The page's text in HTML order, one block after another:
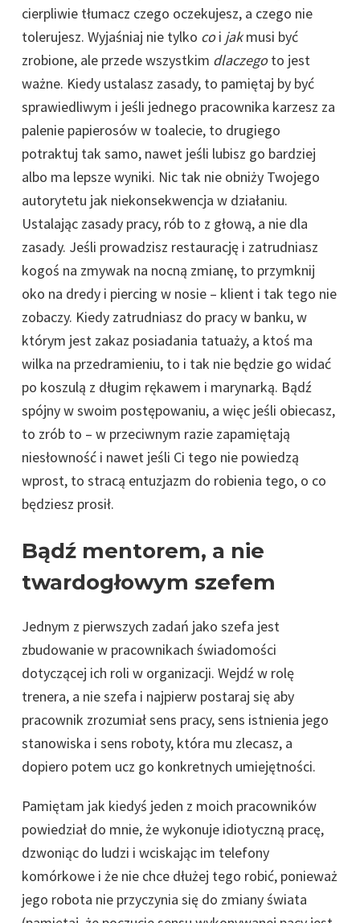
cierpliwie tłumacz czego oczekujesz, a czego nie
tolerujesz. Wyjaśniaj nie tylko coi jakmusi być
zrobione, ale przede wszystkim dlaczegoto jest
ważne. Kiedy ustalasz zasady, to pamiętaj by być
sprawiedliwym i jeśli jednego pracownika karzesz za
palenie papierosów w toalecie, to drugiego
potraktuj tak samo, nawet jeśli lubisz go bardziej
albo ma lepsze wyniki. Nic tak nie obniży Twojego
autorytetu jak niekonsekwencja w działaniu.
Ustalając zasady pracy, rób to z głową, a nie dla
zasady. Jeśli prowadzisz restaurację i zatrudniasz
kogoś na zmywak na nocną zmianę, to przymknij
oko na dredy i piercing w nosie – klient i tak tego nie
zobaczy. Kiedy zatrudniasz do pracy w banku, w
którym jest zakaz posiadania tatuaży, a ktoś ma
wilka na przedramieniu, to i tak nie będzie go widać
po koszulą z długim rękawem i marynarką. Bądź
spójny w swoim postępowaniu, a więc jeśli obiecasz,
to zrób to – w przeciwnym razie zapamiętają
niesłowność i nawet jeśli Ci tego nie powiedzą
wprost, to stracą entuzjazm do robienia tego, o co
będziesz prosił.
Bądź mentorem, a nie
twardogłowym szefem
Jednym z pierwszych zadań jako szefa jest
zbudowanie w pracownikach świadomości
dotyczącej ich roli w organizacji. Wejdź w rolę
trenera, a nie szefa i najpierw postaraj się aby
pracownik zrozumiał sens pracy, sens istnienia jego
stanowiska i sens roboty, która mu zlecasz, a
dopiero potem ucz go konkretnych umiejętności.
Pamiętam jak kiedyś jeden z moich pracowników
powiedział do mnie, że wykonuje idiotyczną pracę,
dzwoniąc do ludzi i wciskając im telefony
komórkowe i że nie chce dłużej tego robić, ponieważ
jego robota nie przyczynia się do zmiany świata